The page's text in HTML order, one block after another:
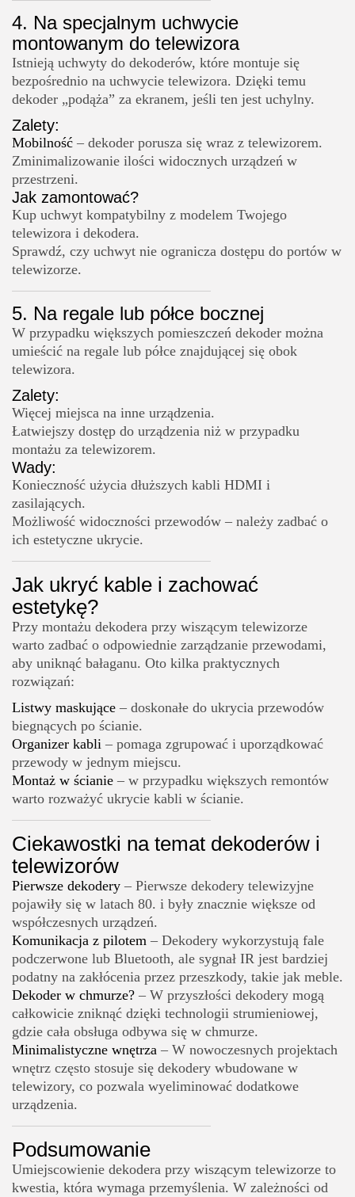
4. Na specjalnym uchwycie
montowanym do telewizora
Istnieją uchwyty do dekoderów, które montuje się
bezpośrednio na uchwycie telewizora. Dzięki temu
dekoder „podąża” za ekranem, jeśli ten jest uchylny.
Zalety:
Mobilność – dekoder porusza się wraz z telewizorem.
Zminimalizowanie ilości widocznych urządzeń w
przestrzeni.
Jak zamontować?
Kup uchwyt kompatybilny z modelem Twojego
telewizora i dekodera.
Sprawdź, czy uchwyt nie ogranicza dostępu do portów w
telewizorze.
5. Na regale lub półce bocznej
W przypadku większych pomieszczeń dekoder można
umieścić na regale lub półce znajdującej się obok
telewizora.
Zalety:
Więcej miejsca na inne urządzenia.
Łatwiejszy dostęp do urządzenia niż w przypadku
montażu za telewizorem.
Wady:
Konieczność użycia dłuższych kabli HDMI i
zasilających.
Możliwość widoczności przewodów – należy zadbać o
ich estetyczne ukrycie.
Jak ukryć kable i zachować
estetykę?
Przy montażu dekodera przy wiszącym telewizorze
warto zadbać o odpowiednie zarządzanie przewodami,
aby uniknąć bałaganu. Oto kilka praktycznych
rozwiązań:
Listwy maskujące – doskonałe do ukrycia przewodów
biegnących po ścianie.
Organizer kabli – pomaga zgrupować i uporządkować
przewody w jednym miejscu.
Montaż w ścianie – w przypadku większych remontów
warto rozważyć ukrycie kabli w ścianie.
Ciekawostki na temat dekoderów i
telewizorów
Pierwsze dekodery – Pierwsze dekodery telewizyjne
pojawiły się w latach 80. i były znacznie większe od
współczesnych urządzeń.
Komunikacja z pilotem – Dekodery wykorzystują fale
podczerwone lub Bluetooth, ale sygnał IR jest bardziej
podatny na zakłócenia przez przeszkody, takie jak meble.
Dekoder w chmurze? – W przyszłości dekodery mogą
całkowicie zniknąć dzięki technologii strumieniowej,
gdzie cała obsługa odbywa się w chmurze.
Minimalistyczne wnętrza – W nowoczesnych projektach
wnętrz często stosuje się dekodery wbudowane w
telewizory, co pozwala wyeliminować dodatkowe
urządzenia.
Podsumowanie
Umiejscowienie dekodera przy wiszącym telewizorze to
kwestia, która wymaga przemyślenia. W zależności od